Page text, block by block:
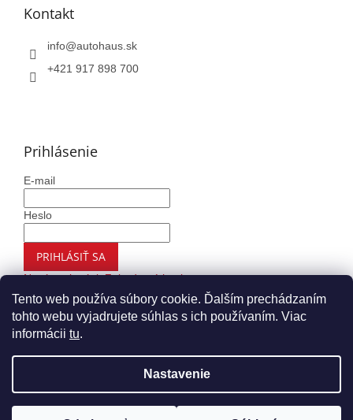
Tento web používa súbory cookie. Ďalším prechádzaním
tohto webu vyjadrujete súhlas s ich používaním. Viac
informácii tu.
Nastavenie
Kontakt
info@autohaus.sk
+421 917 898 700
Prihlásenie
E-mail
Heslo
PRIHLÁSIŤ SA
Nová registráciaZabudnuté heslo
Copyright 2026Autohaus.sk. Všetky práva vyhradené.
Upraviť nastavenie cookies